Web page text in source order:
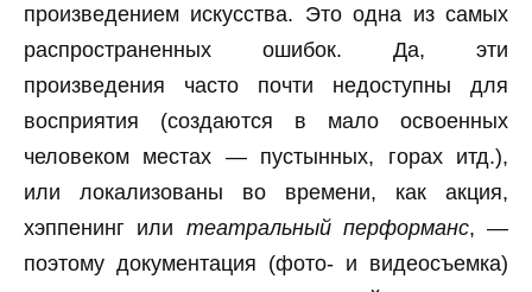
произведением искусства. Это одна из самых
распространенных ошибок. Да, эти
произведения часто почти недоступны для
восприятия (создаются в мало освоенных
человеком местах — пустынных, горах итд.),
или локализованы во времени, как акция,
хэппенинг или театральный перформанс, —
поэтому документация (фото- и видеосъемка)